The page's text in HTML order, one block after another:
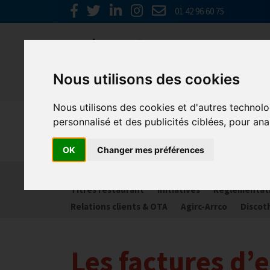
Nous utilisons des cookies
Nous utilisons des cookies et d'autres
personnalisé et des publicités ciblées, pour
OK Changer mes préférences
01 42 96 60 75
Spécial
Titres restaurant
Initiatives
Relations clients & OTA
Agirc-Arrco
Les factures